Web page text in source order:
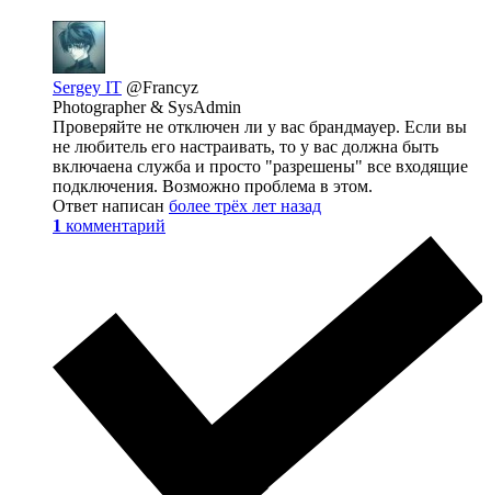
Sergey IT @Francyz
Photographer & SysAdmin
Проверяйте не отключен ли у вас брандмауер. Если вы
не любитель его настраивать, то у вас должна быть
включаена служба и просто "разрешены" все входящие
подключения. Возможно проблема в этом.
Ответ написан более трёх лет назад
1 комментарий